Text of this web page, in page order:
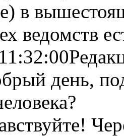
в
ведомств
день,